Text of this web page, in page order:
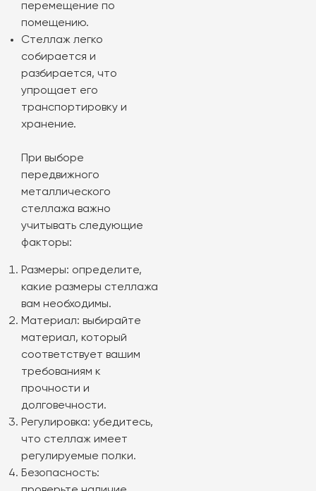
перемещение по
помещению.
Стеллаж легко
собирается и
разбирается, что
упрощает его
транспортировку и
хранение.
При выборе
передвижного
металлического
стеллажа важно
учитывать следующие
факторы:
Размеры: определите,
какие размеры стеллажа
вам необходимы.
Материал: выбирайте
материал, который
соответствует вашим
требованиям к
прочности и
долговечности.
Регулировка: убедитесь,
что стеллаж имеет
регулируемые полки.
Безопасность: